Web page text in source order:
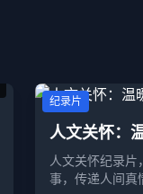
纪录片
人文关怀：
人文关怀纪录片
事，传递人间真